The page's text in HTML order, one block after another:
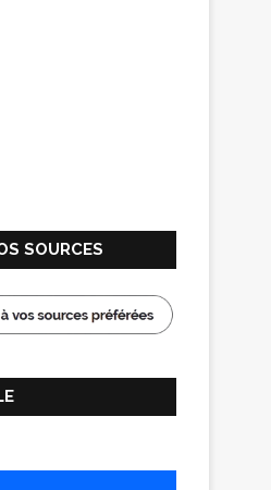
SOURCES